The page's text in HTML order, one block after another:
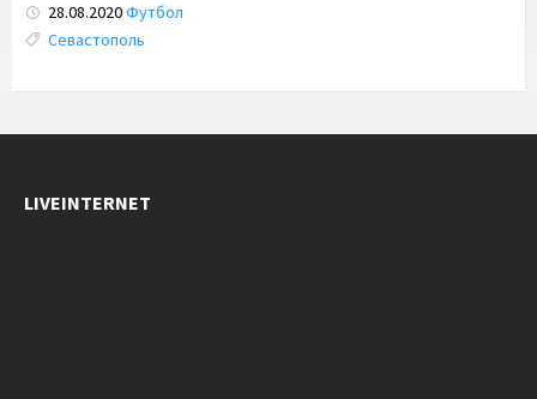
28.08.2020Футбол
Tags:
Севастополь
LIVEINTERNET